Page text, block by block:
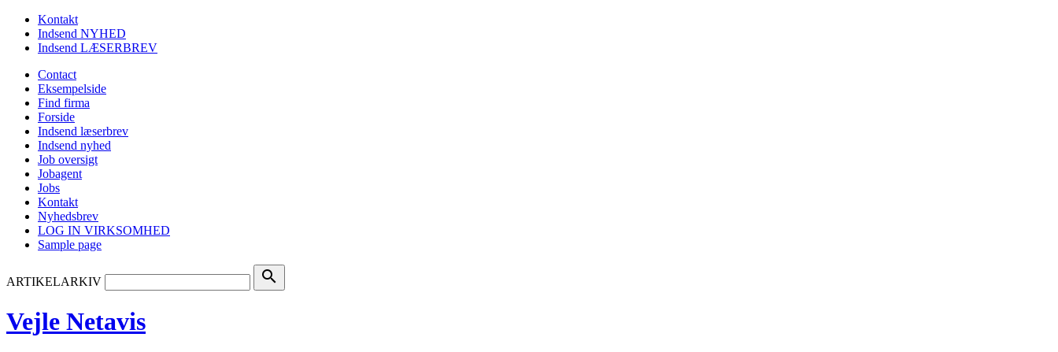
Kontakt
Indsend NYHED
Indsend LÆSERBREV
Contact
Eksempelside
Find firma
Forside
Indsend læserbrev
Indsend nyhed
Job oversigt
Jobagent
Jobs
Kontakt
Nyhedsbrev
LOG IN VIRKSOMHED
Sample page
ARTIKELARKIV search
Vejle Netavis